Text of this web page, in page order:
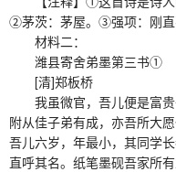
②茅茨：茅屋。③强项：刚直
材料二：
潍县寄舍弟墨第三书①
[清]郑板桥
我虽微官，吾儿便是富贵
附从佳子弟有成，亦吾所大
吾儿六岁，年最小，其同学
直呼其名。纸笔墨砚吾家所